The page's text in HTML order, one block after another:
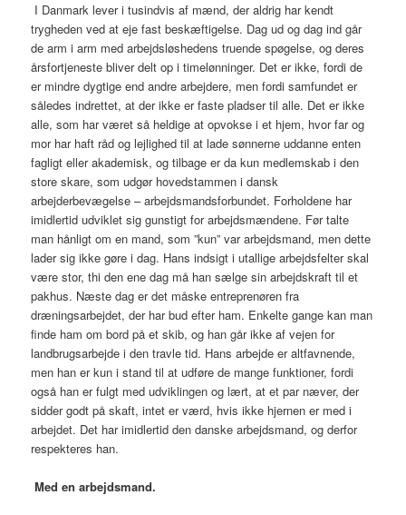
I Danmark lever i tusindvis af mænd, der aldrig har kendt
trygheden ved at eje fast beskæftigelse. Dag ud og dag ind går
de arm i arm med arbejdsløshedens truende spøgelse, og deres
årsfortjeneste bliver delt op i timelønninger. Det er ikke, fordi de
er mindre dygtige end andre arbejdere, men fordi samfundet er
således indrettet, at der ikke er faste pladser til alle. Det er ikke
alle, som har været så heldige at opvokse i et hjem, hvor far og
mor har haft råd og lejlighed til at lade sønnerne uddanne enten
fagligt eller akademisk, og tilbage er da kun medlemskab i den
store skare, som udgør hovedstammen i dansk
arbejderbevægelse – arbejdsmandsforbundet. Forholdene har
imidlertid udviklet sig gunstigt for arbejdsmændene. Før talte
man hånligt om en mand, som ”kun” var arbejdsmand, men dette
lader sig ikke gøre i dag. Hans indsigt i utallige arbejdsfelter skal
være stor, thi den ene dag må han sælge sin arbejdskraft til et
pakhus. Næste dag er det måske entreprenøren fra
dræningsarbejdet, der har bud efter ham. Enkelte gange kan man
finde ham om bord på et skib, og han går ikke af vejen for
landbrugsarbejde i den travle tid. Hans arbejde er altfavnende,
men han er kun i stand til at udføre de mange funktioner, fordi
også han er fulgt med udviklingen og lært, at et par næver, der
sidder godt på skaft, intet er værd, hvis ikke hjernen er med i
arbejdet. Det har imidlertid den danske arbejdsmand, og derfor
respekteres han.
Med en arbejdsmand.